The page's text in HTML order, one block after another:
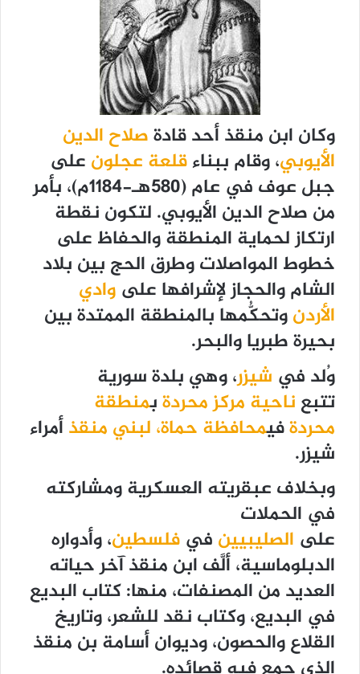
وكان ابن منقذ أحد قادةصلاح الدين
الأيوبي، وقام ببناءقلعة عجلون على
جبل عوف في عام (580هـ-1184م)، بأمر
من صلاح الدين الأيوبي. لتكون نقطة
ارتكاز لحماية المنطقة والحفاظ على
خطوط المواصلات وطرق الحج بين بلاد
الشام والحجاز لإشرافها على وادي
الأردنوتحكُّمها بالمنطقة الممتدة بين
بحيرة طبريا والبحر.
وُلد في شيزر، وهي بلدة سورية
تتبع ناحية مركز محردةبمنطقة
محردةفيمحافظة حماة، لبني منقذأمراء
شيزر.
وبخلاف عبقريته العسكرية ومشاركته
في الحملات
على الصليبيين في فلسطين، وأدواره
الدبلوماسية، ألَّف ابن منقذ آخر حياته
العديد من المصنفات، منها: كتاب البديع
في البديع، وكتاب نقد للشعر، وتاريخ
القلاع والحصون، وديوان أسامة بن منقذ